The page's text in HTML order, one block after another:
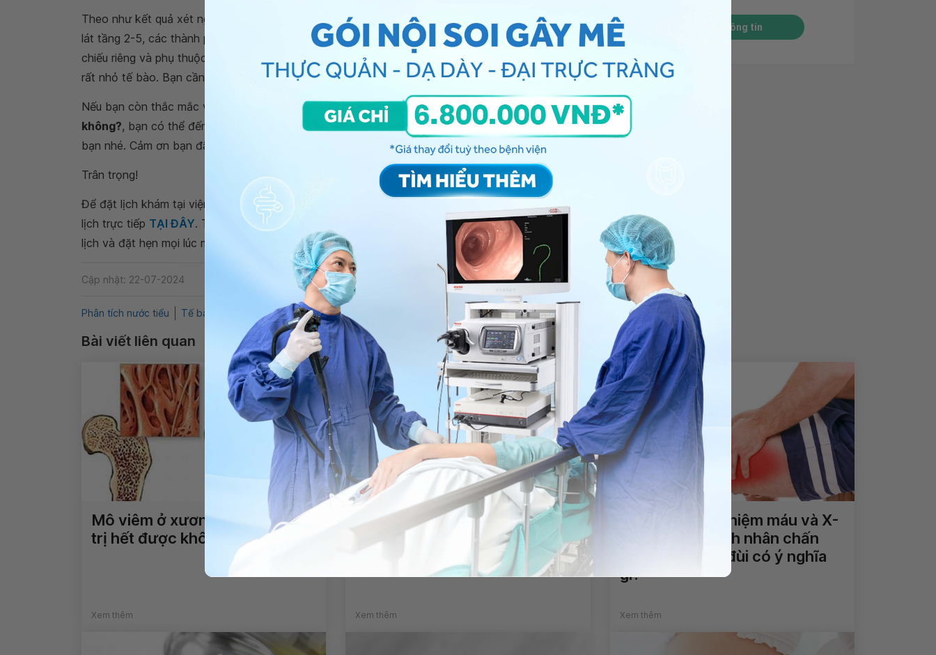
Theo như kết quả xét nghiệm nước tiểu sau 2 tuần của bạn có bạch cầu 0-2, hồng cầu 0-2, tế bào
lát tầng 2-5, các thành phần khác trong nước tiểu âm tính. Mỗi chỉ số xét nghiệm có khoảng tham
chiếu riêng và phụ thuộc vào tuổi, giới, loại thiết bị xét nghiệm. Kết quả của bạn chỉ còn một lượng
rất nhỏ tế bào. Bạn cần đối chiếu với khoảng tham chiếu nơi thực hiện xét nghiệm để rõ thêm nhé.
Nếu bạn còn thắc mắc về vấn đề
sau điều trị viêm bàng quang có cần làm thêm xét nghiệm gì
không?, bạn có thể đến bệnh viện thuộc Hệ thống Y tế Vinmecđể để kiểm tra và tư vấn thêm
bạn nhé. Cảm ơn bạn đã tin tưởng và gửi câu hỏi đến Vinmec. Chúc bạn có thật nhiều sức khỏe.
Trân trọng!
Để đặt lịch khám tại viện, Quý khách vui lòng bấm số
hoặc đặt
lịch trực tiếp TẠI ĐÂY. Tải và đặt lịch khám tự động trên ứng dụng My Vinmec để quản lý, theo dõi
lịch và đặt hẹn mọi lúc mọi nơi ngay trên ứng dụng.
Cập nhật: 22-07-2024 Chia sẻ
Phân tích nước tiểu Tế bào lát tầng QnA Chỉ số tế bào lát tầng Xét nghiệm Viêm bàng quang
Gửi thông tin
Bài viết liên quan
Mô viêm ở xương có thể điều
trị hết được không?
Xem thêm
Phân tích nước tiểu (Phần 2)
Xem thêm
Chỉ định xét nghiệm máu và X-
Quang trên bệnh nhân chấn
thương xương đùi có ý nghĩa
gì?
Xem thêm